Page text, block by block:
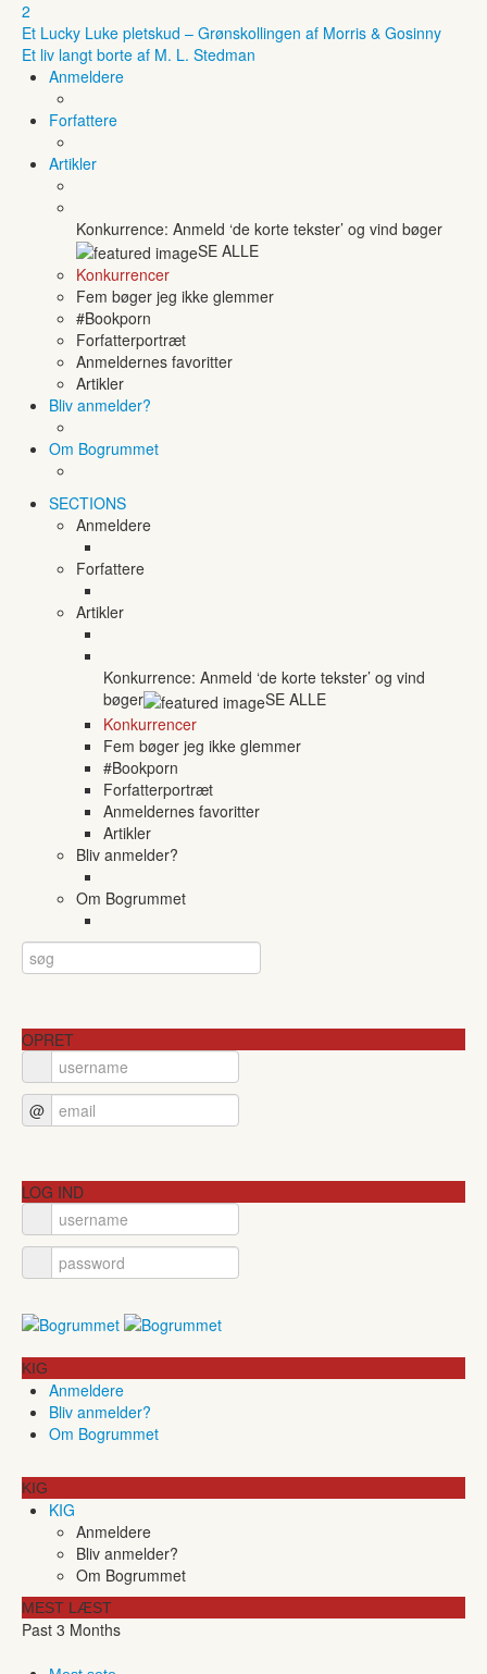
2
Et Lucky Luke pletskud – Grønskollingen af Morris & Gosinny
Et liv langt borte af M. L. Stedman
Anmeldere
Forfattere
Artikler
Konkurrence: Anmeld ‘de korte tekster’ og vind bøger
SE ALLE
Konkurrencer
Fem bøger jeg ikke glemmer
#Bookporn
Forfatterportræt
Anmeldernes favoritter
Artikler
Bliv anmelder?
Om Bogrummet
SECTIONS
Anmeldere
Forfattere
Artikler
Konkurrence: Anmeld ‘de korte tekster’ og vind
bøger
SE ALLE
Konkurrencer
Fem bøger jeg ikke glemmer
#Bookporn
Forfatterportræt
Anmeldernes favoritter
Artikler
Bliv anmelder?
Om Bogrummet
OPRET
@
LOG IND
KIG
Anmeldere
Bliv anmelder?
Om Bogrummet
KIG
KIG
Anmeldere
Bliv anmelder?
Om Bogrummet
MEST LÆST
Past 3 Months